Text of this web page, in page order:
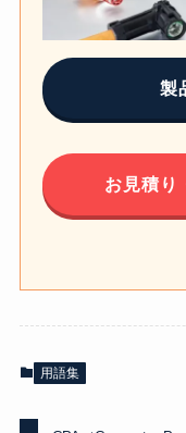
製
お見積り
用語集